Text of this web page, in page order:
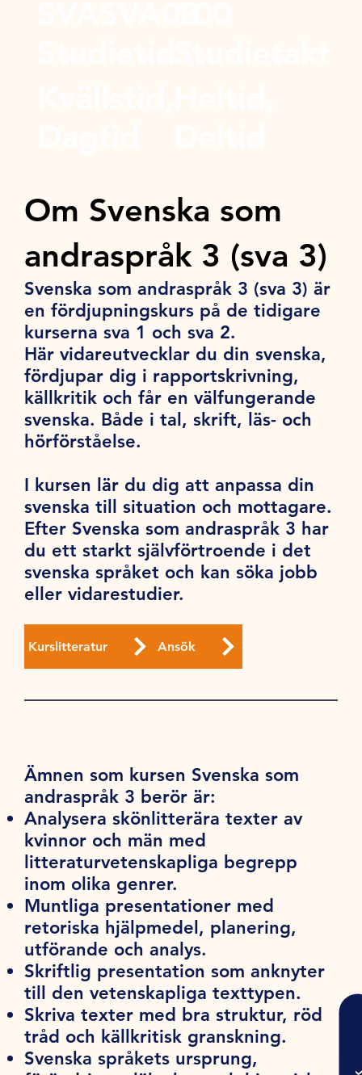
Om Svenska som
andraspråk 3 (sva 3)
Svenska som andraspråk 3 (sva 3) är
en fördjupningskurs på de tidigare
kurserna sva 1 och sva 2.
Här vidareutvecklar du din svenska,
fördjupar dig i rapportskrivning,
källkritik och får en välfungerande
svenska. Både i tal, skrift, läs- och
hörförståelse.
I kursen lär du dig att anpassa din
svenska till situation och mottagare.
Efter Svenska som andraspråk 3 har
du ett starkt självförtroende i det
svenska språket och kan söka jobb
eller vidarestudier.
Kurslitteratur Ansök
Ämnen som kursen Svenska som
andraspråk 3 berör är:
Analysera skönlitterära texter av
kvinnor och män med
litteraturvetenskapliga begrepp
inom olika genrer.
Muntliga presentationer med
retoriska hjälpmedel, planering,
utförande och analys.
Skriftlig presentation som anknyter
till den vetenskapliga texttypen.
Skriva texter med bra struktur, röd
tråd och källkritisk granskning.
Svenska språkets ursprung,